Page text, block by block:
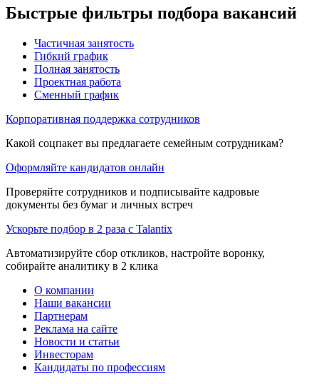
Быстрые фильтры подбора вакансий
Частичная занятость
Гибкий график
Полная занятость
Проектная работа
Сменный график
Корпоративная поддержка сотрудников
Какой соцпакет вы предлагаете семейным сотрудникам?
Оформляйте кандидатов онлайн
Проверяйте сотрудников и подписывайте кадровые
документы без бумаг и личных встреч
Ускорьте подбор в 2 раза с Talantix
Автоматизируйте сбор откликов, настройте воронку,
собирайте аналитику в 2 клика
О компании
Наши вакансии
Партнерам
Реклама на сайте
Новости и статьи
Инвесторам
Кандидаты по профессиям